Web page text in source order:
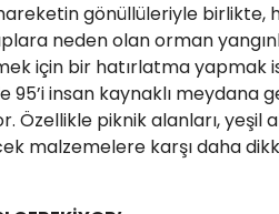
gönüllüleriyle birlikte,
neden olan orman
için bir hatırlatma yapmak
95’i insan kaynaklı meydana
Özellikle piknik alanları,
malzemelere karşı daha